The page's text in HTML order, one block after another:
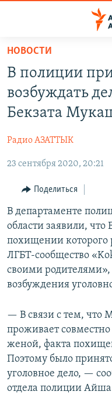
Вернуться
основному
содержанию
Вернутся
главной
Вернутся
поиску
КАЗАХСТАН
ТАДЖИКИСТАН
НОВОСТИ
ВОЙНА В УКРАИНЕ
ҚАЗАҚША
КЫРГЫЗЧА
ЎЗБЕКЧА
ТОҶИКӢ
TÜRKMENÇE
ПОДПИШИТЕСЬ НА НАС В
Все сайты РСЕ/РС
НОВОСТИ
В полиции
возбуждать
Бекзата
Радио АЗАТТЫК
23 сентября 2020, 20:21
Поделиться
В департаменте
области заявили,
похищении которого
ЛГБТ-сообщество
своими
возбуждения
— В связи с тем, что
проживает
женой, факта
Поэтому было
уголовное дело, —
отдела полиции